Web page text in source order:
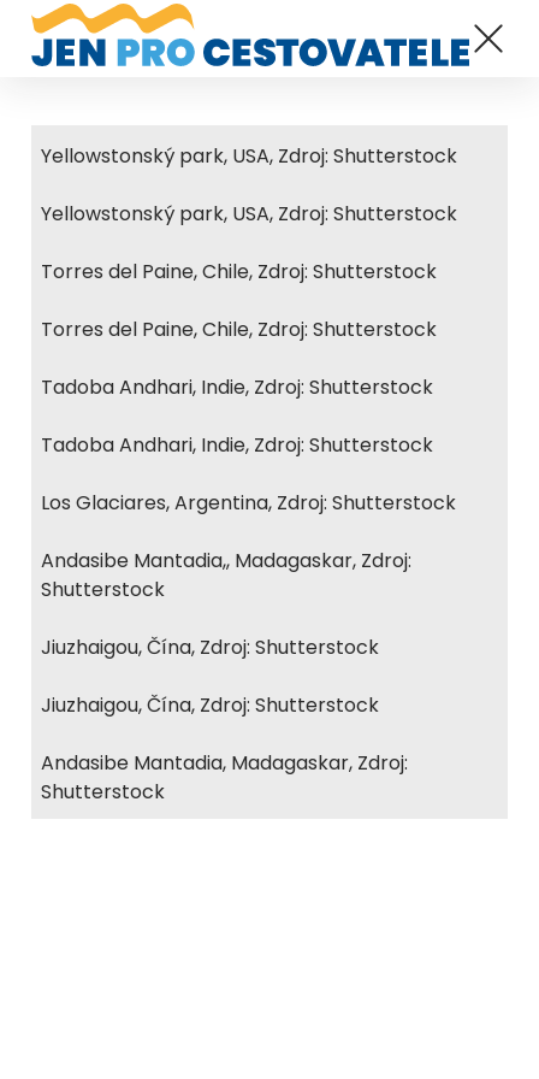
Yellowstonský park, USA, Zdroj: Shutterstock
Yellowstonský park, USA, Zdroj: Shutterstock
Torres del Paine, Chile, Zdroj: Shutterstock
Torres del Paine, Chile, Zdroj: Shutterstock
Tadoba Andhari, Indie, Zdroj: Shutterstock
Tadoba Andhari, Indie, Zdroj: Shutterstock
Los Glaciares, Argentina, Zdroj: Shutterstock
Andasibe Mantadia,, Madagaskar, Zdroj:
Shutterstock
Jiuzhaigou, Čína, Zdroj: Shutterstock
Jiuzhaigou, Čína, Zdroj: Shutterstock
Andasibe Mantadia, Madagaskar, Zdroj:
Shutterstock